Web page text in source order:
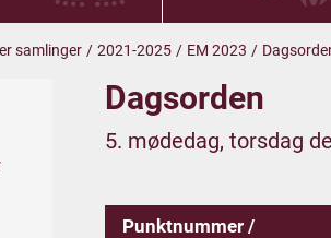
samlinger / 2021-2025 / EM 2023 /
Dagsorden
5. mødedag, torsdag
Punktnummer /